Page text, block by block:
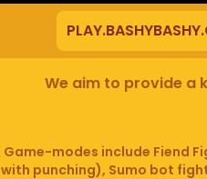
We aim to provide a
Game-modes include Fiend
with punching), Sumo bot